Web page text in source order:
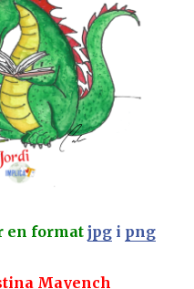
en format jpgi png
Mayench